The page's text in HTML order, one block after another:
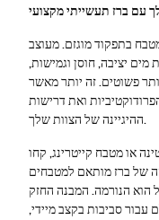
עם ברז תעשייתי מקצועי
בתפקוד מוגזם. מעוצב
מים יציבה, חוסן וגמישות,
פשוטים. זה יותר מאשר
ואת דרישות
ההיגיינה של הצוות שלך.
או מטבח קייטרינג, קחו
של ברז מותאם למטבחים
הוא הנורמה. המבנה החזק
עבור סביבות בקצב מיידי,